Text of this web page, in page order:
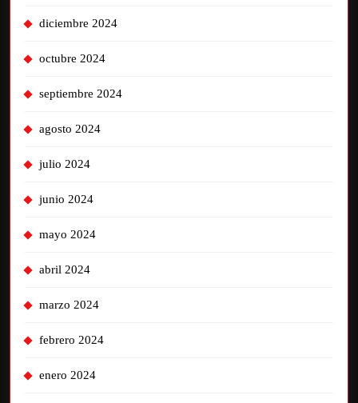
diciembre 2024
octubre 2024
septiembre 2024
agosto 2024
julio 2024
junio 2024
mayo 2024
abril 2024
marzo 2024
febrero 2024
enero 2024